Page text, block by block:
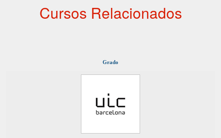
Cursos Relacionados
Grado